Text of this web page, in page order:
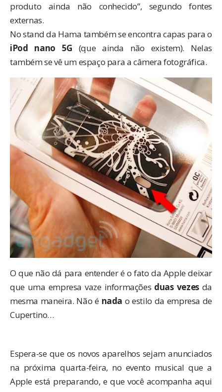
produto ainda não conhecido”, segundo fontes
externas.
No stand da Hama também se encontra capas para o
iPod nano 5G (que ainda não existem). Nelas
também se vê um espaço para a câmera fotográfica.
O que não dá para entender é o fato da Apple deixar
que uma empresa vaze informações duas vezesda
mesma maneira. Não é nada o estilo da empresa de
Cupertino…
Espera-se que os novos aparelhos sejam anunciados
na próxima quarta-feira, no evento musical que a
Apple está preparando, e que você acompanha aqui